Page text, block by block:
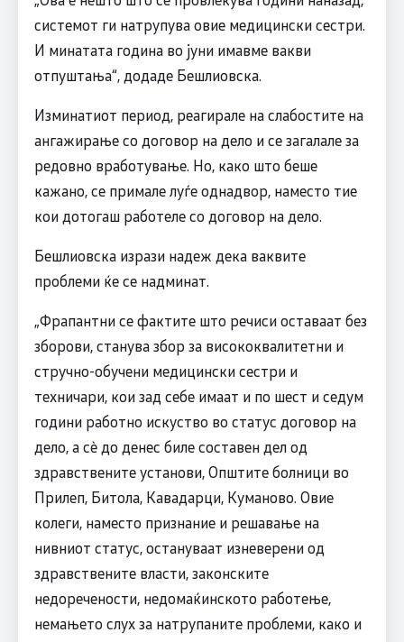
системот ги натрупува овие медицински сестри.
И минатата година во јуни имавме вакви
отпуштања“, додаде Бешлиовска.
Изминатиот период, реагирале на слабостите на
ангажирање со договор на дело и се загалале за
редовно вработување. Но, како што беше
кажано, се примале луѓе однадвор, наместо тие
кои дотогаш работеле со договор на дело.
Бешлиовска изрази надеж дека ваквите
проблеми ќе се надминат.
„Фрапантни се фактите што речиси оставаат без
зборови, станува збор за висококвалитетни и
стручно-обучени медицински сестри и
техничари, кои зад себе имаат и по шест и седум
години работно искуство во статус договор на
дело, а сѐ до денес биле составен дел од
здравствените установи, Општите болници во
Прилеп, Битола, Кавадарци, Куманово. Овие
колеги, наместо признание и решавање на
нивниот статус, остануваат изневерени од
здравствените власти, законските
недоречености, недомаќинското работење,
немањето слух за натрупаните проблеми, како и